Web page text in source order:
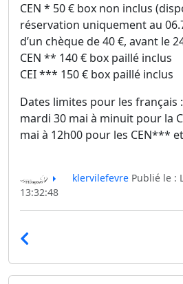
CEN * 50 € box non inclus
réservation uniquement au
d’un chèque de 40 €, avant le
CEN ** 140 € box paillé inclus
CEI *** 150 € box paillé inclus
Dates limites pour les français
mardi 30 mai à minuit pour la
mai à 12h00 pour les CEN***
klervilefevrePublié le :
13:32:48